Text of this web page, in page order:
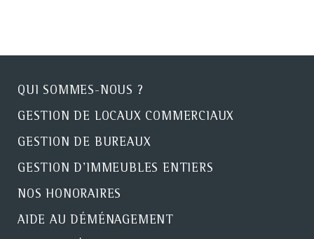
QUI SOMMES-NOUS ?
GESTION DE LOCAUX COMMERCIAUX
GESTION DE BUREAUX
GESTION D'IMMEUBLES ENTIERS
NOS HONORAIRES
AIDE AU DÉMÉNAGEMENT